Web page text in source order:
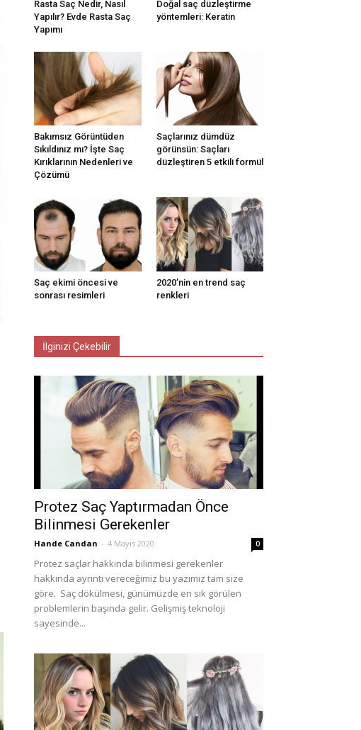
Rasta Saç Nedir, Nasıl
Yapılır? Evde Rasta Saç
Yapımı
Doğal saç düzleştirme
yöntemleri: Keratin
Bakımsız Görüntüden
Sıkıldınız mı? İşte Saç
Kırıklarının Nedenleri ve
Çözümü
Saçlarınız dümdüz
görünsün: Saçları
düzleştiren 5 etkili formül
Saç ekimi öncesi ve
sonrası resimleri
2020’nin en trend saç
renkleri
İlginizi Çekebilir
Protez Saç Yaptırmadan Önce
Bilinmesi Gerekenler
Hande Candan - 4 Mayıs 2020 0
Protez saçlar hakkında bilinmesi gerekenler
hakkında ayrıntı vereceğimiz bu yazımız tam size
göre. Saç dökülmesi, günümüzde en sık görülen
problemlerin başında gelir. Gelişmiş teknoloji
sayesinde...